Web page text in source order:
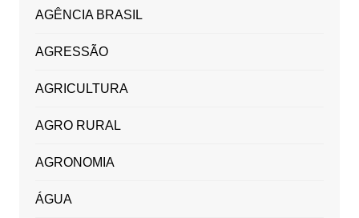
AGÊNCIA BRASIL
AGRESSÃO
AGRICULTURA
AGRO RURAL
AGRONOMIA
ÁGUA